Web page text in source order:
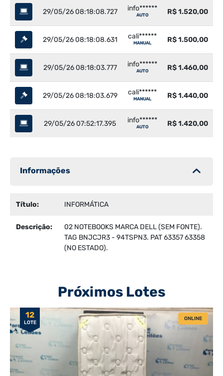
29/05/26 08:18:08.727 info******
AUTO R$ 1.520,00
29/05/26 08:18:08.631 cali******
MANUAL R$ 1.500,00
29/05/26 08:18:03.777 info******
AUTO R$ 1.460,00
29/05/26 08:18:03.679 cali******
MANUAL R$ 1.440,00
29/05/26 07:52:17.395 info******
AUTO R$ 1.420,00
Informações
Título: INFORMÁTICA
Descrição:
02 NOTEBOOKS MARCA DELL (SEM FONTE).
TAG BNJCJR3 - 94TSPN3. PAT 63357 63358
(NO ESTADO).
Próximos Lotes
12
LOTE
ONLINE